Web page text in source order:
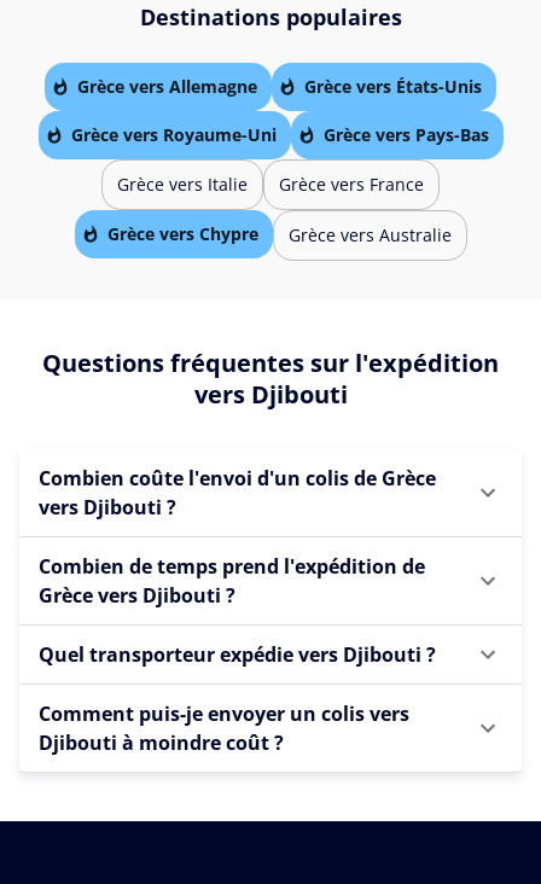
Destinations populaires
Grèce vers Allemagne Grèce vers États-Unis
Grèce vers Royaume-Uni Grèce vers Pays-Bas
Grèce vers Italie Grèce vers France
Grèce vers Chypre Grèce vers Australie
Questions fréquentes sur l'expédition
vers Djibouti
Combien coûte l'envoi d'un colis de Grèce
vers Djibouti ?
Combien de temps prend l'expédition de
Grèce vers Djibouti ?
Quel transporteur expédie vers Djibouti ?
Comment puis-je envoyer un colis vers
Djibouti à moindre coût ?